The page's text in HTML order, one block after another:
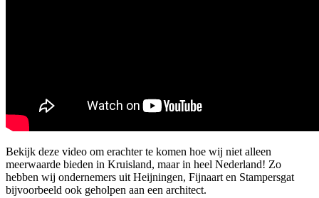
Bekijk deze video om erachter te komen hoe wij niet alleen
meerwaarde bieden in Kruisland, maar in heel Nederland! Zo
hebben wij ondernemers uit Heijningen, Fijnaart en Stampersgat
bijvoorbeeld ook geholpen aan een architect.